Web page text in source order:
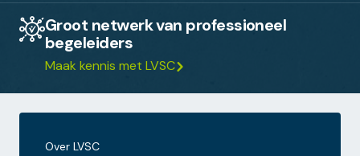
Groot netwerk van professioneel
begeleiders
Maak kennis met LVSC
Over LVSC